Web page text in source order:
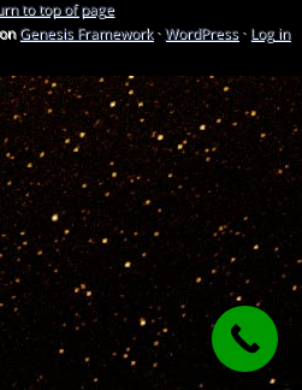
to top of page
Genesis Framework·WordPress· Log in